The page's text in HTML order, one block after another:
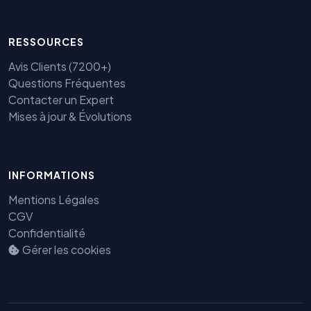
RESSOURCES
Avis Clients (7200+)
Questions Fréquentes
Contacter un Expert
Mises à jour & Évolutions
INFORMATIONS
Mentions Légales
CGV
Confidentialité
Gérer les cookies